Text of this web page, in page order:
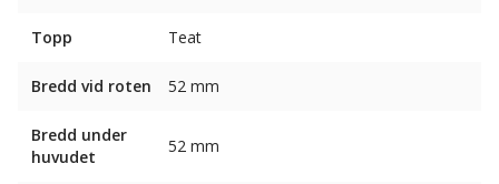
Topp Teat
Bredd vid roten 52 mm
Bredd under
huvudet
52 mm